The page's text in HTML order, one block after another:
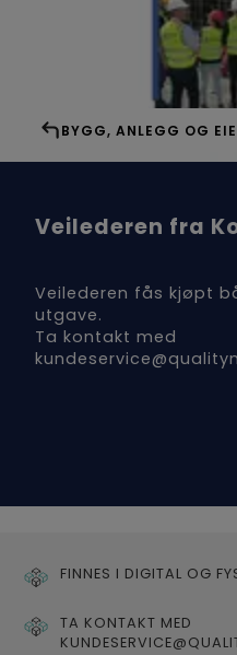
BYGG, ANLEGG OG
Veilederen fra
Veilederen fås kjøpt
utgave.
Ta kontakt med
FINNES I DIGITAL OG
TA KONTAKT MED